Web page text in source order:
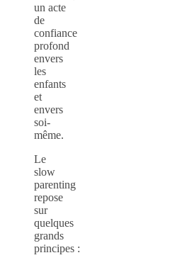
un acte
de
confiance
profond
envers
les
enfants
et
envers
soi-
même.
Le
slow
parenting
repose
sur
quelques
grands
principes :